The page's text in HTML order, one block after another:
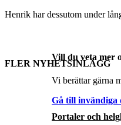
Vill du veta mer
Vi berättar gärna
Gå till
Portaler och
Henrik har dessutom under
FLER NYHETSINLÄGG